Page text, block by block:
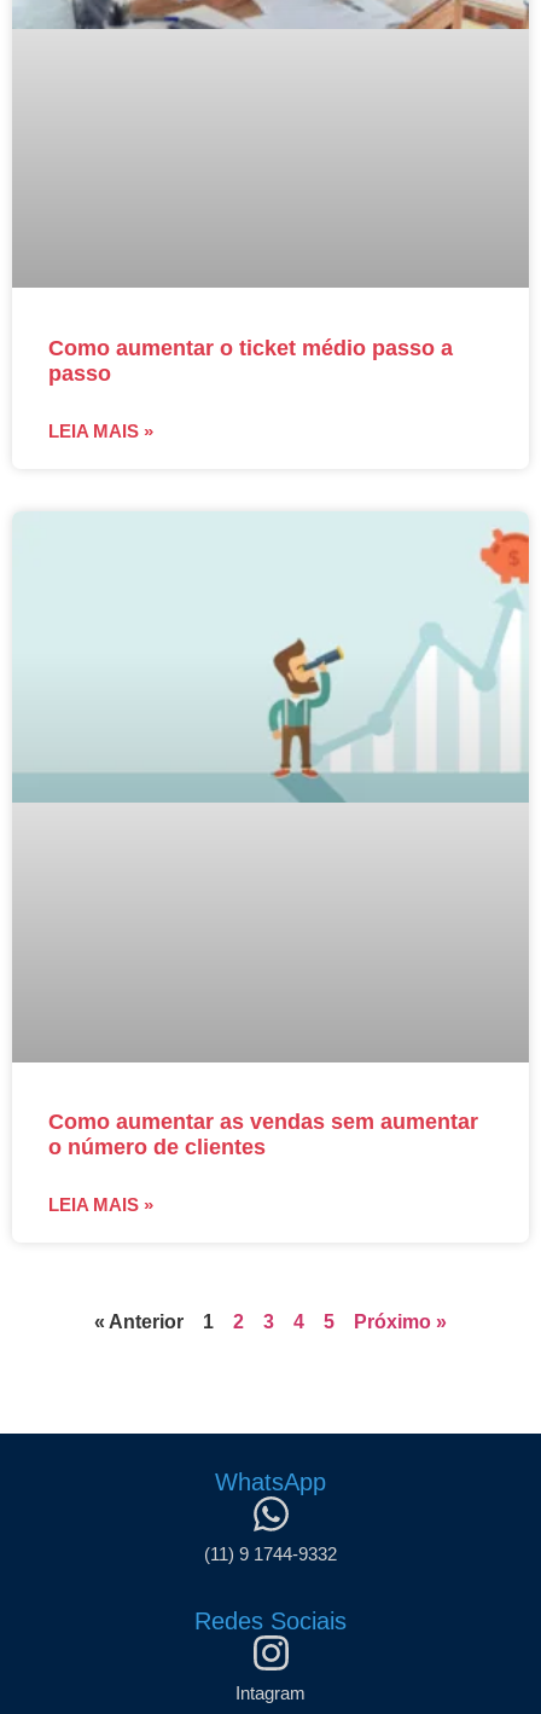
Como aumentar o ticket médio passo a
passo
LEIA MAIS »
Como aumentar as vendas sem aumentar
o número de clientes
LEIA MAIS »
« Anterior 1 2 3 4 5 Próximo »
WhatsApp
(11) 9 1744-9332
Redes Sociais
Intagram